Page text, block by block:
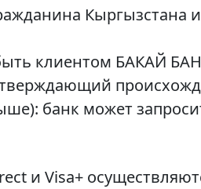
клиентом БАКАЙ
банк может
и Visa+